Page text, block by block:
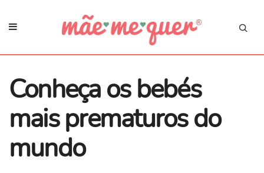
Conheça os bebés
mais prematuros do
mundo